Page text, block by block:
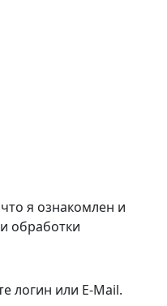
я ознакомлен и
обработки
логин или E-Mail.